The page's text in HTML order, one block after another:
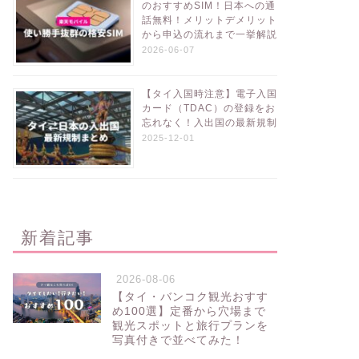
のおすすめSIM！日本への通
話無料！メリットデメリット
から申込の流れまで一挙解説
2026-06-07
【タイ入国時注意】電子入国
カード（TDAC）の登録をお
忘れなく！入出国の最新規制
2025-12-01
新着記事
2026-08-06
【タイ・バンコク観光おすす
め100選】定番から穴場まで
観光スポットと旅行プランを
写真付きで並べてみた！